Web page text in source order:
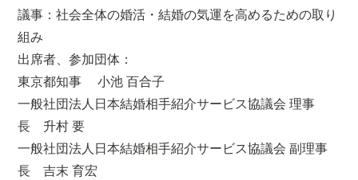
議事：社会全体の婚活・結婚の気運を高めるための取り
組み
出席者、参加団体：
東京都知事 小池 百合子
一般社団法人日本結婚相手紹介サービス協議会 理事
長 升村 要
一般社団法人日本結婚相手紹介サービス協議会 副理事
長 吉末 育宏